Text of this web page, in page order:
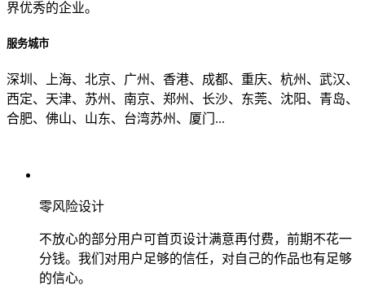
界优秀的企业。
服务城市
深圳、上海、北京、广州、香港、成都、重庆、杭州、武汉、
西定、天津、苏州、南京、郑州、长沙、东莞、沈阳、青岛、
合肥、佛山、山东、台湾苏州、厦门...
零风险设计
不放心的部分用户可首页设计满意再付费，前期不花一
分钱。我们对用户足够的信任，对自己的作品也有足够
的信心。